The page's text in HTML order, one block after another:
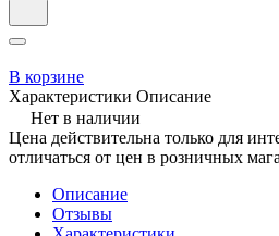
В корзине
Характеристики Описание
Нет в наличии
Цена действительна только для
отличаться от цен в розничных
Описание
Отзывы